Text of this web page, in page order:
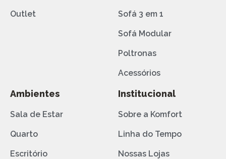
Outlet Sofá 3 em 1
Sofá Modular
Poltronas
Acessórios
Ambientes
Sala de Estar
Quarto
Escritório
Institucional
Sobre a Komfort
Linha do Tempo
Nossas Lojas